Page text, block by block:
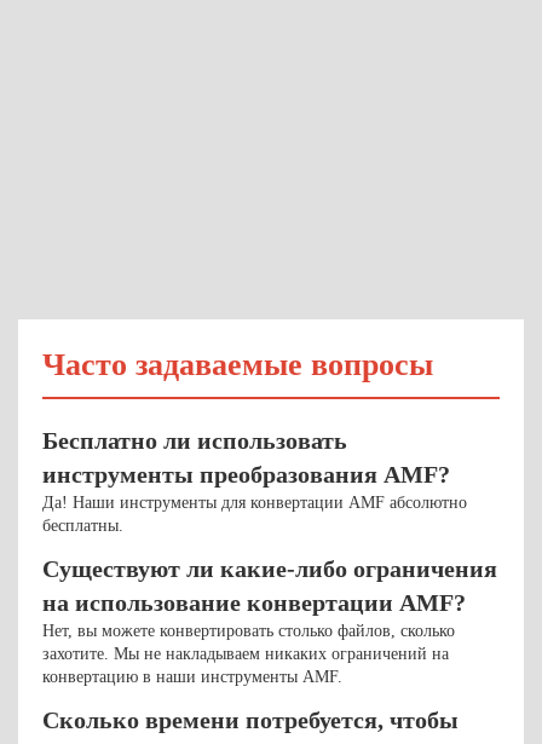
Часто задаваемые вопросы
Бесплатно ли использовать
инструменты преобразования AMF?
Да! Наши инструменты для конвертации AMF абсолютно
бесплатны.
Существуют ли какие-либо ограничения
на использование конвертации AMF?
Нет, вы можете конвертировать столько файлов, сколько
захотите. Мы не накладываем никаких ограничений на
конвертацию в наши инструменты AMF.
Сколько времени потребуется, чтобы